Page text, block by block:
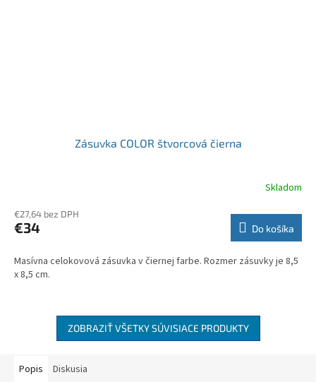
Zásuvka COLOR štvorcová čierna
Skladom
€27,64 bez DPH
€34 Do košíka
Masívna celokovová zásuvka v čiernej farbe. Rozmer zásuvky je 8,5
x 8,5 cm.
ZOBRAZIŤ VŠETKY SÚVISIACE PRODUKTY
Popis Diskusia